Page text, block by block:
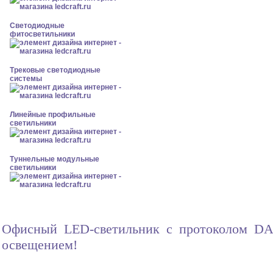
Светодиодные
фитосветильники
Трековые светодиодные
системы
Линейные профильные
светильники
Туннельные модульные
светильники
Офисный LED-светильник с протоколом
освещением!